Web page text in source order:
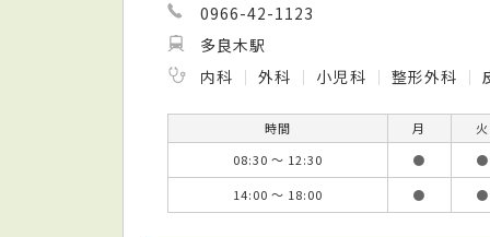
0966-42-1123
多良木駅
内科
外科 小児科 整形外科
時間 月
火
08:30 ～ 12:30
●
●
14:00 ～ 18:00
● ●